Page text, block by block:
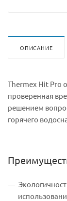
ОПИСАНИЕ
Thermex Hit Pro
проверенная
решением
горячего